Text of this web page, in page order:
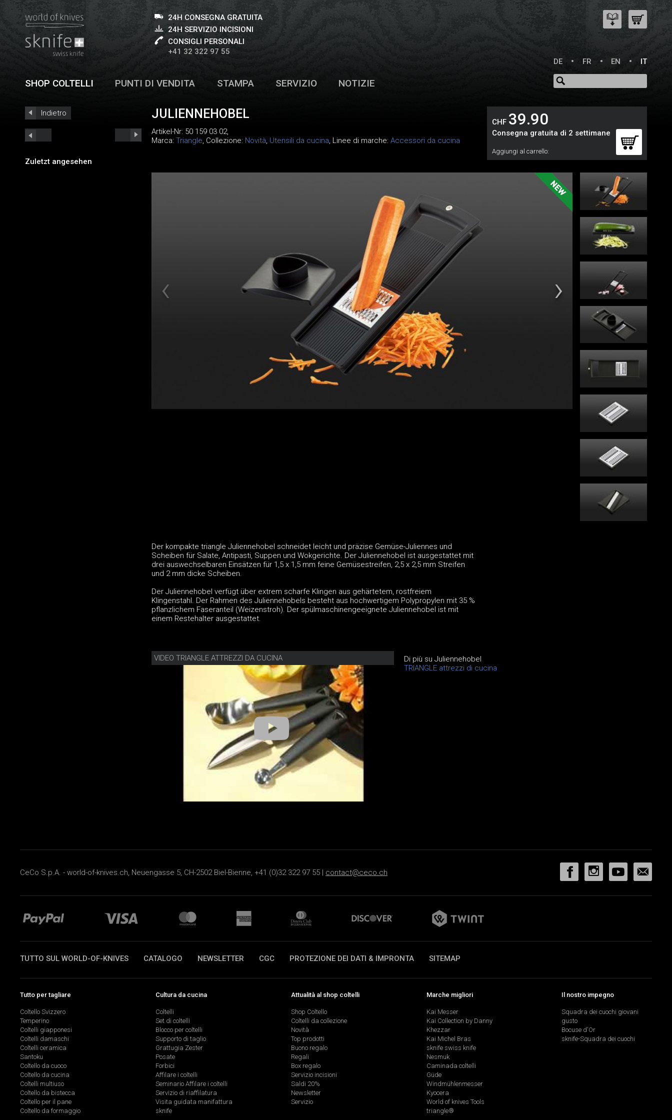
24H CONSEGNA GRATUITA
24H SERVIZIO INCISIONI
CONSIGLI PERSONALI
+41 32 322 97 55
DE
FR EN IT
SHOP COLTELLI PUNTI DI VENDITA STAMPA SERVIZIO NOTIZIE
Indietro
Zuletzt angesehen
JULIENNEHOBEL
Artikel-Nr: 50 159 03 02,
Marca: Triangle, Collezione: Novità, Utensili da cucina, Linee di marche: Accessori da cucina
CHF 39.90
Consegna gratuita di 2 settimane
Aggiungi al carrello:
Der kompakte triangle Juliennehobel schneidet leicht und präzise Gemüse-Juliennes und
Scheiben für Salate, Antipasti, Suppen und Wokgerichte. Der Juliennehobel ist ausgestattet mit
drei auswechselbaren Einsätzen für 1,5 x 1,5 mm feine Gemüsestreifen, 2,5 x 2,5 mm Streifen
und 2 mm dicke Scheiben.
Der Juliennehobel verfügt über extrem scharfe Klingen aus gehärtetem, rostfreiem
Klingenstahl. Der Rahmen des Juliennehobels besteht aus hochwertigem Polypropylen mit 35 %
pflanzlichem Faseranteil (Weizenstroh). Der spülmaschinengeeignete Juliennehobel ist mit
einem Restehalter ausgestattet.
VIDEO TRIANGLE ATTREZZI DA CUCINA
Di più su Juliennehobel
TRIANGLE attrezzi di cucina
CeCo S.p.A. - world-of-knives.ch, Neuengasse 5, CH-2502 Biel-Bienne, +41 (0)32 322 97 55 | contact@ceco.ch
TUTTO SUL WORLD-OF-KNIVES CATALOGO NEWSLETTER CGC PROTEZIONE DEI DATI & IMPRONTA SITEMAP
Tutto per tagliare
Coltello Svizzero
Temperino
Coltelli giapponesi
Coltelli damaschi
Coltelli ceramica
Santoku
Coltello da cuoco
Coltello da cucina
Coltelli multiuso
Coltello da bistecca
Coltello per il pane
Coltello da formaggio
Cultura da cucina
Coltelli
Set di coltelli
Blocco per coltelli
Supporto di taglio
Grattugia Zester
Posate
Forbici
Affilare i coltelli
Seminario Affilare i coltelli
Servizio di riaffilatura
Visita guidata manifattura
sknife
Attualità al shop coltelli
Shop Coltello
Coltelli da collezione
Novità
Top prodotti
Buono regalo
Regali
Box regalo
Servizio incisioni
Saldi 20%
Newsletter
Servizio
Marche migliori
Kai Messer
Kai Collection by Danny
Khezzar
Kai Michel Bras
sknife swiss knife
Nesmuk
Caminada coltelli
Güde
Windmühlenmesser
Kyocera
World of knives Tools
triangle®
Il nostro impegno
Squadra dei cuochi giovani
gusto
Bocuse d'Or
sknife-Squadra dei cuochi